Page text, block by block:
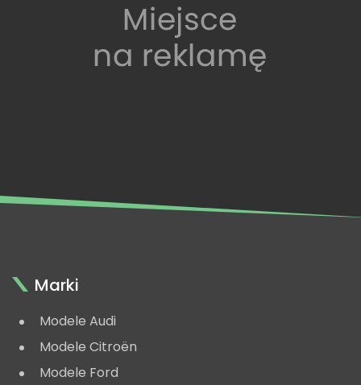
Marki
Modele Audi
Modele Citroën
Modele Ford